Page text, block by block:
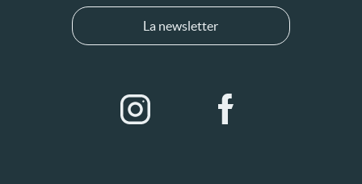
La newsletter